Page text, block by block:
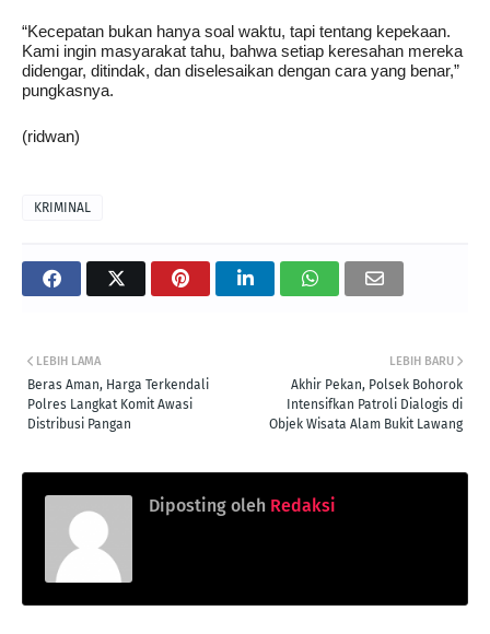
“Kecepatan bukan hanya soal waktu, tapi tentang kepekaan.
Kami ingin masyarakat tahu, bahwa setiap keresahan mereka
didengar, ditindak, dan diselesaikan dengan cara yang benar,”
pungkasnya.
(ridwan)
KRIMINAL
LEBIH BARU
Akhir Pekan, Polsek Bohorok
Intensifkan Patroli Dialogis di
Objek Wisata Alam Bukit Lawang
LEBIH LAMA
Beras Aman, Harga Terkendali
Polres Langkat Komit Awasi
Distribusi Pangan
Diposting oleh Redaksi